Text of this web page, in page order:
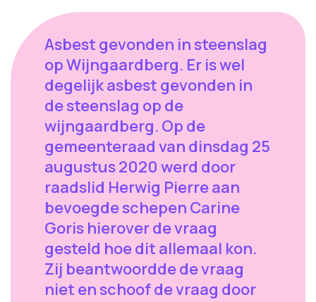
Asbest gevonden in steenslag
op Wijngaardberg. Er is wel
degelijk asbest gevonden in
de steenslag op de
wijngaardberg. Op de
gemeenteraad van dinsdag 25
augustus 2020 werd door
raadslid Herwig Pierre aan
bevoegde schepen Carine
Goris hierover de vraag
gesteld hoe dit allemaal kon.
Zij beantwoordde de vraag
niet en schoof de vraag door